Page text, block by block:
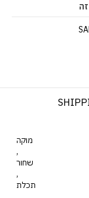
מוקה
,
שחור
,
תכלת